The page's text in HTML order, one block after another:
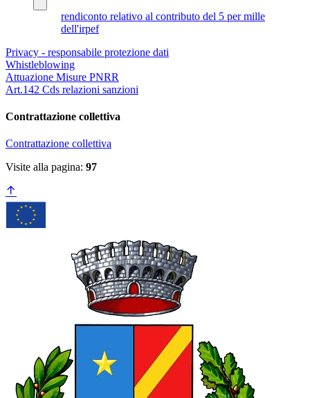
rendiconto relativo al contributo del 5 per mille
dell'irpef
Privacy - responsabile protezione dati
Whistleblowing
Attuazione Misure PNRR
Art.142 Cds relazioni sanzioni
Contrattazione collettiva
Contrattazione collettiva
Visite alla pagina: 97